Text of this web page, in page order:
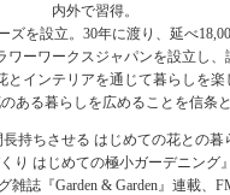
内外で習得。
ズを設立。30年に渡り、延べ
ワーワークスジャパンを設立し、
とインテリアを通じて暮らしを楽
ある暮らしを広めることを信条と
持ちさせる はじめての花との暮
り はじめての極小ガーデニング
雑誌『Garden & Garden』連載、